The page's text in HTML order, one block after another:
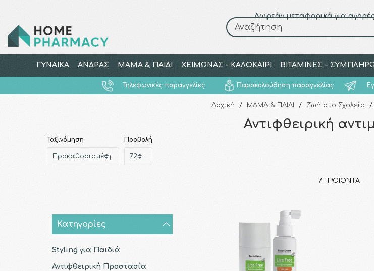
Δωρεάν μεταφορικά για
Αναζήτηση
ΓΥΝΑΙΚΑ ΑΝΔΡΑΣ ΜΑΜΑ & ΠΑΙΔΙ ΧΕΙΜΩΝΑΣ - ΚΑΛΟΚΑΙΡΙ ΒΙΤΑΜΙΝΕΣ -
Τηλεφωνικές παραγγελίες Παρακολούθηση παραγγελίας
Αρχική / ΜΑΜΑ & ΠΑΙΔΙ / Ζωή στο Σχολείο /
Αντιφθειρική
Ταξινόμηση Προβολή
7 ΠΡΟΪΌΝΤΑ
Κατηγορίες
Styling για Παιδιά
Αντιφθειρική Προστασία